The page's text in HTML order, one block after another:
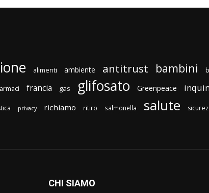
alimenti ambiente antitrust bambini
francia gas glifosato Greenpeace
privacy richiamo ritiro salmonella salute
CHI SIAMO